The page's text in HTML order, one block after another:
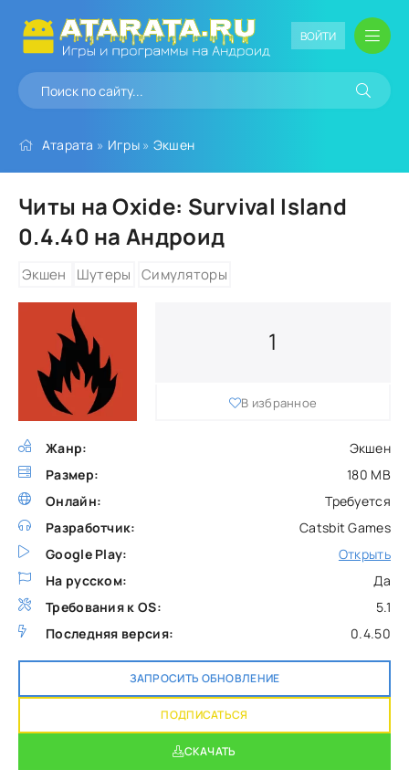
ВОЙТИ
Атарата » Игры» Экшен
Читы на Oxide: Survival Island
0.4.40 на Андроид
Экшен Шутеры Симуляторы
Жанр:
Экшен
Размер:
180 MB
Онлайн:
Требуется
Разработчик:
Catsbit Games
Google Play:
Открыть
На русском:
Да
Требования к OS:
5.1
Последняя версия:
0.4.50
1
В избранное
СКАЧАТЬ
ЗАПРОСИТЬ ОБНОВЛЕНИЕ
ПОДПИСАТЬСЯ